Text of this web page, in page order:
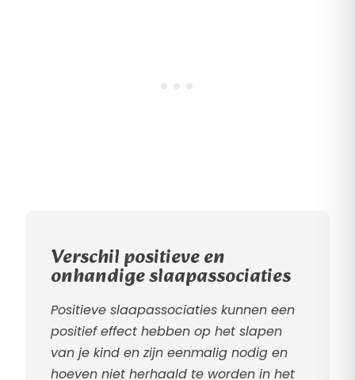
Verschil positieve en
onhandige slaapassociaties
Positieve slaapassociaties kunnen een
positief effect hebben op het slapen
van je kind en zijn eenmalig nodig en
hoeven niet herhaald te worden in het